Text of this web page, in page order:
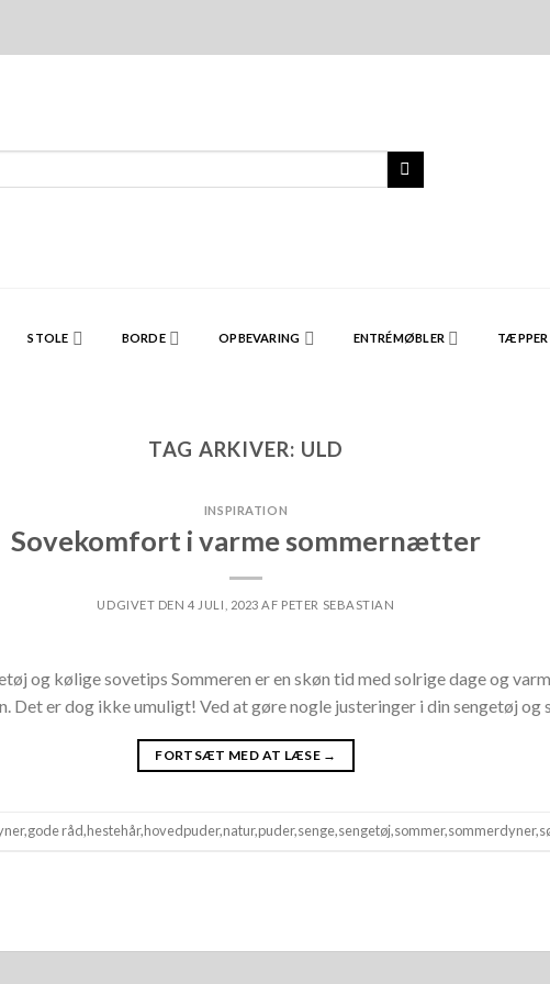
STOLE BORDE OPBEVARING ENTRÉMØBLER TÆPPER
TAG ARKIVER: ULD
INSPIRATION
Sovekomfort i varme sommernætter
UDGIVET DEN4 JULI, 2023 AF PETER SEBASTIAN
og kølige sovetips Sommeren er en skøn tid med solrige dage og
Det er dog ikke umuligt! Ved at gøre nogle justeringer i din sengetøj og
FORTSÆT MED AT LÆSE →
,gode råd,hestehår,hovedpuder,natur,puder,senge,sengetøj,sommer,sommerdyner,